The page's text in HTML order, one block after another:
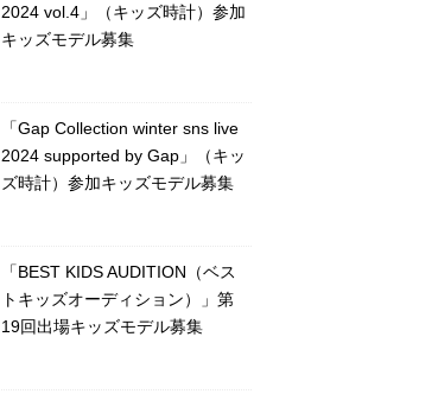
2024 vol.4」（キッズ時計）参加
キッズモデル募集
「Gap Collection winter sns live
2024 supported by Gap」（キッ
ズ時計）参加キッズモデル募集
「BEST KIDS AUDITION（ベス
トキッズオーディション）」第
19回出場キッズモデル募集